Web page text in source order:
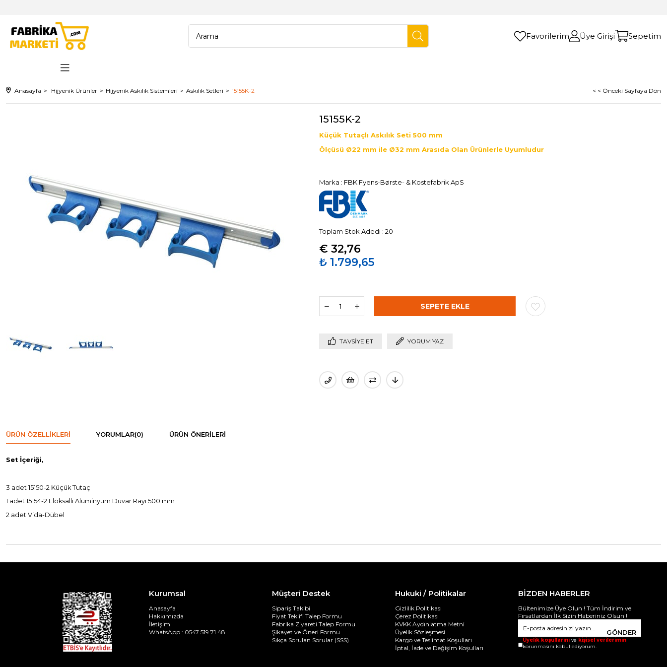
Favorilerim Üye Girişi Sepetim
Anasayfa Hijyenik Ürünler Hijyenik Askılık Sistemleri Askılık Setleri 15155K-2 < < Önceki Sayfaya Dön
15155K-2
Küçük Tutaçlı Askılık Seti 500 mm
Ölçüsü Ø22 mm ile Ø32 mm Arasıda Olan Ürünlerle Uyumludur
Marka : FBK Fyens-Børste- & Kostefabrik ApS
Toplam Stok Adedi : 20
€ 32,76
₺ 1.799,65
TAVSIYE ET YORUM YAZ
ÜRÜN ÖZELLIKLERI YORUMLAR(0) ÜRÜN ÖNERILERI
Set İçeriği,
3 adet 15150-2 Küçük Tutaç
1 adet 15154-2 Eloksallı Alüminyum Duvar Rayı 500 mm
2 adet Vida-Dübel
Kurumsal
Anasayfa
Hakkımızda
İletişim
WhatsApp : 0547 519 71 48
Müşteri Destek
Sipariş Takibi
Fiyat Teklifi Talep Formu
Fabrika Ziyareti Talep Formu
Şikayet ve Öneri Formu
Sıkça Sorulan Sorular (SSS)
Hukuki / Politikalar
Gizlilik Politikası
Çerez Politikası
KVKK Aydınlatma Metni
Üyelik Sözleşmesi
Kargo ve Teslimat Koşulları
İptal, İade ve Değişim Koşulları
BİZDEN HABERLER
Bültenimize Üye Olun ! Tüm İndirim ve
Fırsatlardan İlk Sizin Haberiniz Olsun !
GÖNDER
Üyelik koşullarınıve kişisel verilerimin
korunmasını kabul ediyorum.